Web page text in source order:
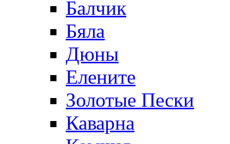
Балчик
Бяла
Дюны
Елените
Золотые Пески
Каварна